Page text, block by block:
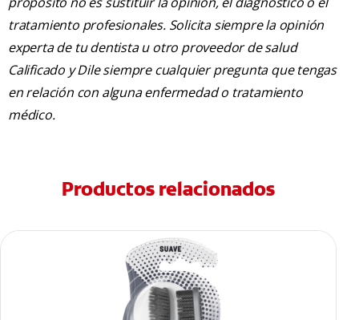
tratamiento profesionales. Solicita siempre la opinión
experta de tu dentista u otro proveedor de salud
Calificado y Dile siempre cualquier pregunta que tengas
en relación con alguna enfermedad o tratamiento
médico.
Productos relacionados